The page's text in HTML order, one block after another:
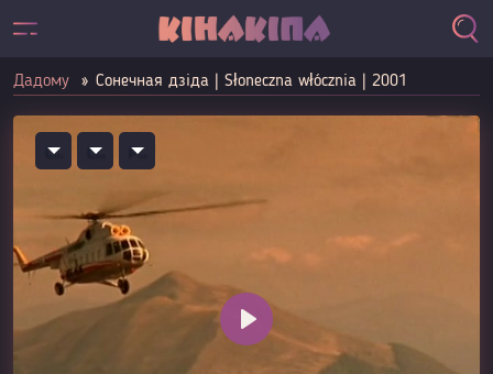
Дадому Сонечная дзіда | Słoneczna włócznia | 2001